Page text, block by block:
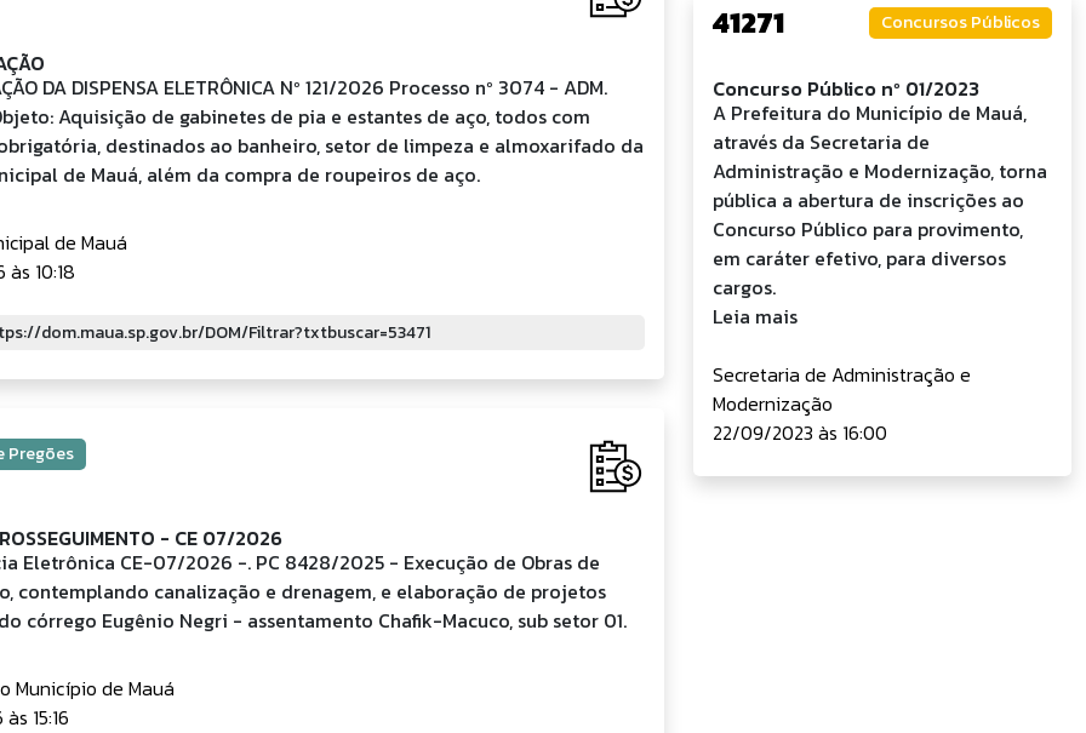
DA DISPENSA ELETRÔNICA Nº 121/2026 Processo nº 3074 - ADM.
Aquisição de gabinetes de pia e estantes de aço, todos com
destinados ao banheiro, setor de limpeza e almoxarifado da
de Mauá, além da compra de roupeiros de aço.
de Mauá
10:18
Pregões
- CE 07/2026
Eletrônica CE-07/2026 -. PC 8428/2025 - Execução de Obras de
contemplando canalização e drenagem, e elaboração de projetos
córrego Eugênio Negri - assentamento Chafik-Macuco, sub setor 01.
Município de Mauá
15:16
41271 Concursos Públicos
Concurso Público nº 01/2023
A Prefeitura do Município de Mauá,
através da Secretaria de
Administração e Modernização, torna
pública a abertura de inscrições ao
Concurso Público para provimento,
em caráter efetivo, para diversos
cargos.
Leia mais
Secretaria de Administração e
Modernização
22/09/2023 às 16:00